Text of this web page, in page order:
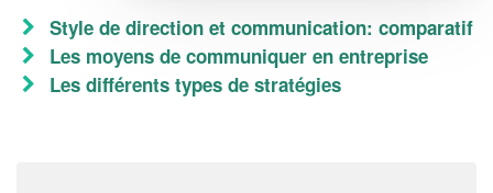
Style de direction et communication: comparatif
Les moyens de communiquer en entreprise
Les différents types de stratégies